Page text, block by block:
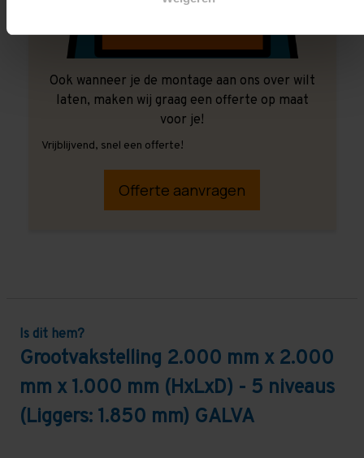
Ook wanneer je de montage aan ons over wilt
laten, maken wij graag een offerte op maat
voor je!
Vrijblijvend, snel een offerte!
Offerte aanvragen
Is dit hem?
Grootvakstelling 2.000 mm x 2.000
mm x 1.000 mm (HxLxD) - 5 niveaus
(Liggers: 1.850 mm) GALVA